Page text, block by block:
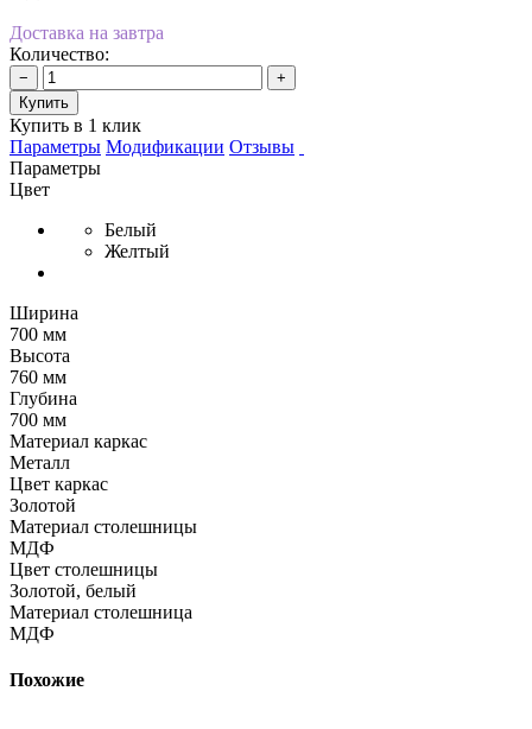
Доставка на завтра
Количество:
−
+
Купить
Купить в 1 клик
Параметры Модификации Отзывы
Параметры
Цвет
Белый
Желтый
Ширина
700 мм
Высота
760 мм
Глубина
700 мм
Материал каркас
Металл
Цвет каркас
Золотой
Материал столешницы
МДФ
Цвет столешницы
Золотой, белый
Материал столешница
МДФ
Похожие